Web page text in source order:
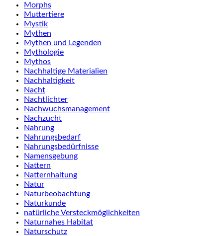
Morphs
Muttertiere
Mystik
Mythen
Mythen und Legenden
Mythologie
Mythos
Nachhaltige Materialien
Nachhaltigkeit
Nacht
Nachtlichter
Nachwuchsmanagement
Nachzucht
Nahrung
Nahrungsbedarf
Nahrungsbedürfnisse
Namensgebung
Nattern
Natternhaltung
Natur
Naturbeobachtung
Naturkunde
natürliche Versteckmöglichkeiten
Naturnahes Habitat
Naturschutz